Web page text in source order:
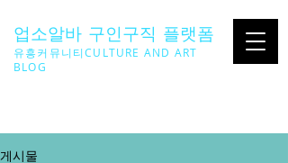
업소알바 구인구직 플랫폼
유흥커뮤니티CULTURE AND ART
BLOG
게시물